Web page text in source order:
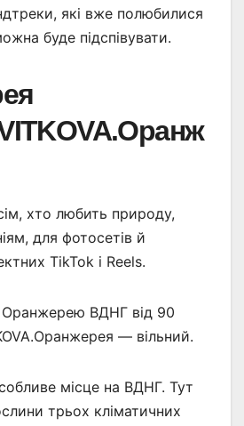
які вже полюбилися
буде підспівувати.
хто любить природу,
для фотосетів й
TikTok і Reels.
Оранжерею ВДНГ від 90
— вільний.
місце на ВДНГ. Тут
трьох кліматичних